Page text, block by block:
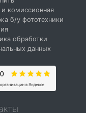
комиссионная
б/у фототехники
обработки
данных